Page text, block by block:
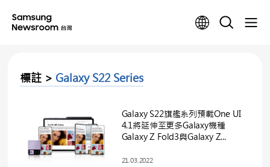
標註 > Galaxy S22 Series
Galaxy S22旗艦系列預載One UI
4.1將延伸至更多Galaxy機種
Galaxy Z Fold3與Galaxy Z...
21.03.2022